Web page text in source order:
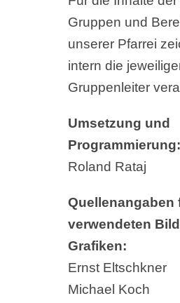
Gruppen und
unserer Pfarrei
intern die
Gruppenleiter
Umsetzung und
Programmierung:
Roland Rataj
Quellenangaben
verwendeten
Grafiken:
Ernst Eltschkner
Michael Koch